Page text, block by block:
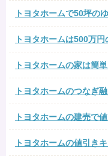
トヨタホームで50坪の
トヨタホームは500万
トヨタホームの家は簡
トヨタホームのつなぎ
トヨタホームの建売で
トヨタホームの値引き